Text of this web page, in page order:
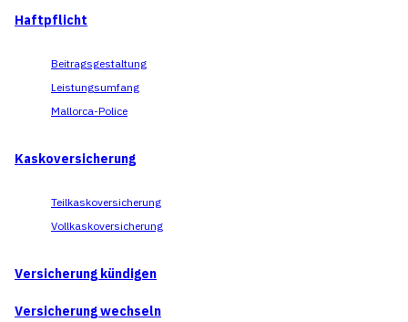
Haftpflicht
Beitragsgestaltung
Leistungsumfang
Mallorca-Police
Kaskoversicherung
Teilkaskoversicherung
Vollkaskoversicherung
Versicherung kündigen
Versicherung wechseln